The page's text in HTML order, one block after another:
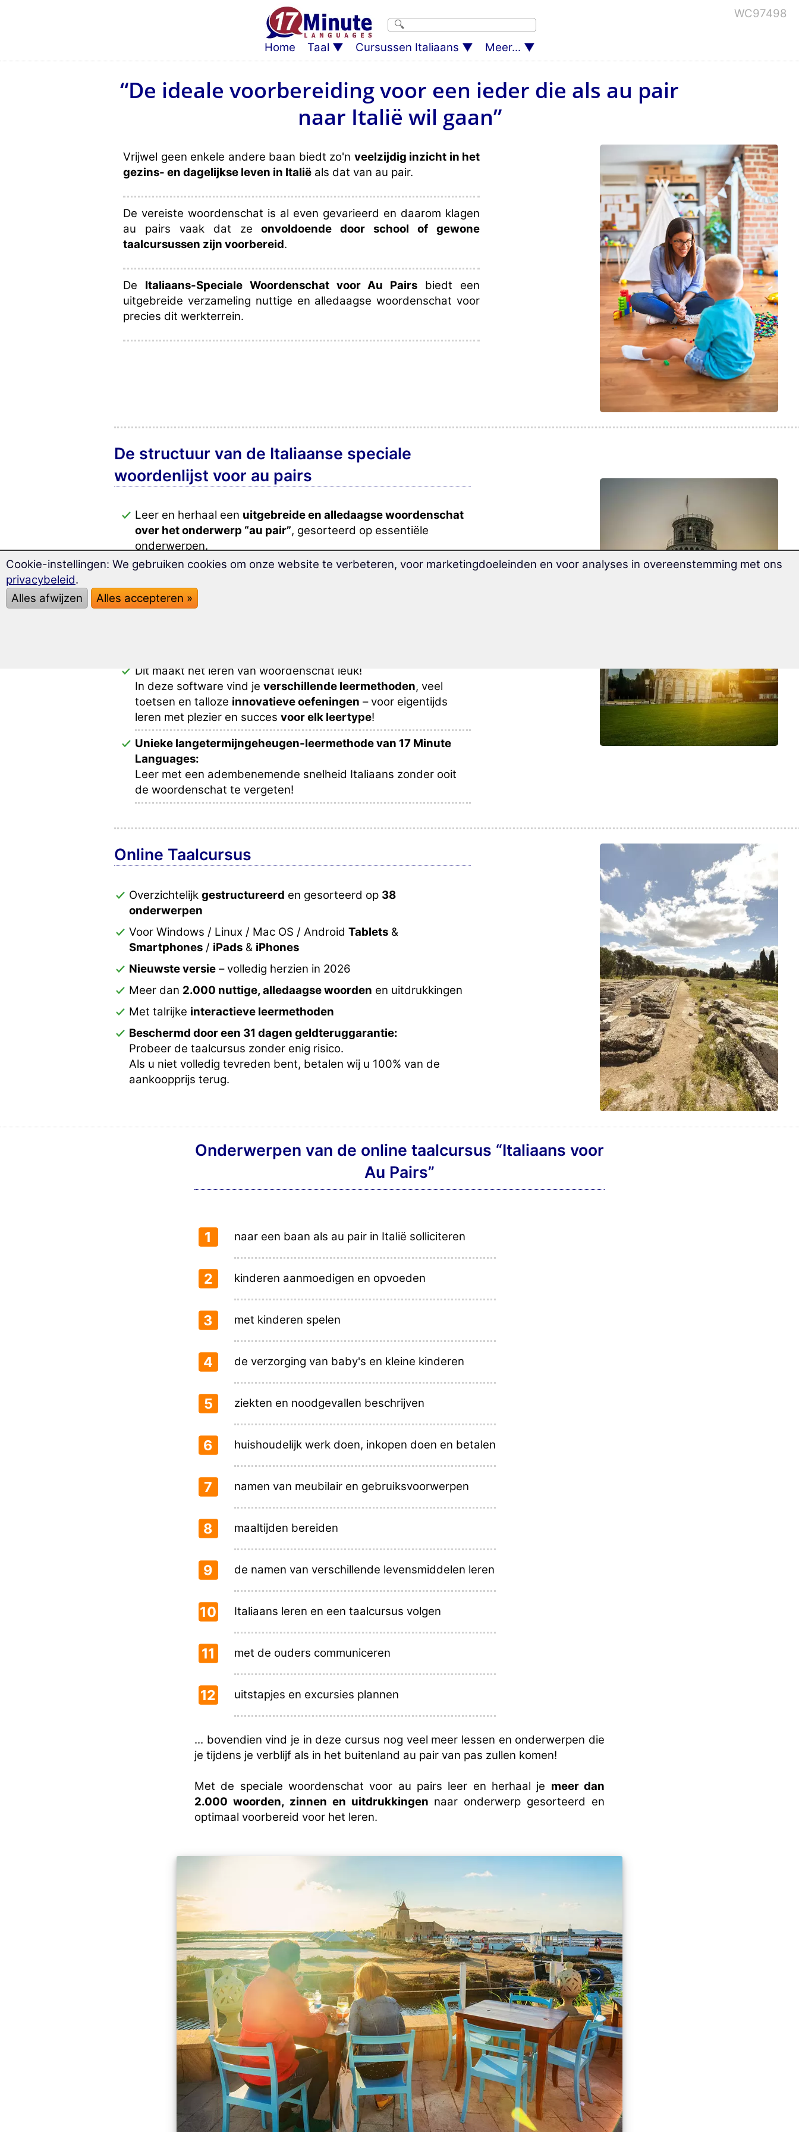
Home Taal Cursussen Italiaans Meer...
WC97498
“De ideale voorbereiding voor een ieder die als au pair
naar Italië wil gaan”
Vrijwel geen enkele andere baan biedt zo'n veelzijdig inzicht in het
gezins- en dagelijkse leven in Italië als dat van au pair.
De vereiste woordenschat is al even gevarieerd en daarom klagen
au pairs vaak dat zeonvoldoende door school of gewone
taalcursussen zijn voorbereid.
De Italiaans-Speciale Woordenschat voor Au Pairs biedt een
uitgebreide verzameling nuttige en alledaagse woordenschat voor
precies dit werkterrein.
De structuur van de Italiaanse speciale
woordenlijst voor au pairs
Leer en herhaal een uitgebreide en alledaagse woordenschat
over het onderwerp “au pair”, gesorteerd op essentiële
onderwerpen.
Meer dan 2.000 Italiaanse woordenen uitdrukkingen.
Overzichtelijk binnen een les gerangschikt en
om te leren .
Dit maakt het leren van woordenschat leuk!
In deze software vind je verschillende leermethoden, veel
toetsen en talloze innovatieve oefeningen – voor eigentijds
leren met plezier en succes voor elk leertype!
Unieke langetermijngeheugen-leermethode van 17 Minute
Languages:
Leer met een adembenemende snelheid Italiaans zonder ooit
de woordenschat te vergeten!
Online Taalcursus
Overzichtelijk gestructureerd en gesorteerd op 38
onderwerpen
Voor Windows / Linux / Mac OS / Android Tablets &
Smartphones / iPads & iPhones
Nieuwste versie – volledig herzien in 2026
Meer dan 2.000 nuttige, alledaagse woorden en uitdrukkingen
Met talrijke interactieve leermethoden
Beschermd door een 31 dagen geldteruggarantie:
Probeer de taalcursus zonder enig risico.
Als u niet volledig tevreden bent, betalen wij u 100% van de
aankoopprijs terug.
Onderwerpen van de online taalcursus “Italiaans voor
Au Pairs”
1 naar een baan als au pair in Italië solliciteren
2 kinderen aanmoedigen en opvoeden
3 met kinderen spelen
4 de verzorging van baby's en kleine kinderen
5 ziekten en noodgevallen beschrijven
6 huishoudelijk werk doen, inkopen doen en betalen
7 namen van meubilair en gebruiksvoorwerpen
8 maaltijden bereiden
9 de namen van verschillende levensmiddelen leren
10 Italiaans leren en een taalcursus volgen
11 met de ouders communiceren
12 uitstapjes en excursies plannen
... bovendien vind je in deze cursus nog veel meer lessen en onderwerpen die
je tijdens je verblijf als in het buitenland au pair van pas zullen komen!
Met de speciale woordenschat voor au pairs leer en herhaal je meer dan
2.000 woorden, zinnen en uitdrukkingen naar onderwerp gesorteerd en
optimaal voorbereid voor het leren.
Cookie-instellingen: We gebruiken cookies om onze website te verbeteren, voor marketingdoeleinden en voor analyses in overeenstemming met ons
privacybeleid.
Alles afwijzen
Alles accepteren »